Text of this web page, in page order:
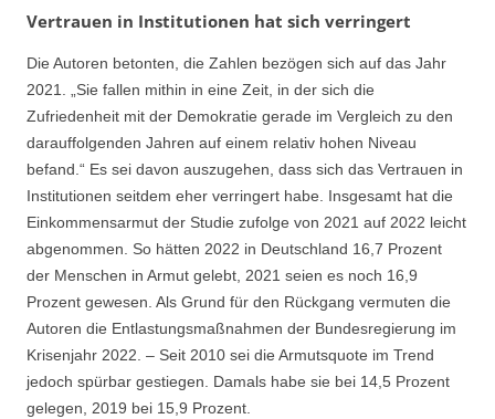
Vertrauen in Institutionen hat sich verringert
Die Autoren betonten, die Zahlen bezögen sich auf das Jahr
2021. „Sie fallen mithin in eine Zeit, in der sich die
Zufriedenheit mit der Demokratie gerade im Vergleich zu den
darauffolgenden Jahren auf einem relativ hohen Niveau
befand.“ Es sei davon auszugehen, dass sich das Vertrauen in
Institutionen seitdem eher verringert habe. Insgesamt hat die
Einkommensarmut der Studie zufolge von 2021 auf 2022 leicht
abgenommen. So hätten 2022 in Deutschland 16,7 Prozent
der Menschen in Armut gelebt, 2021 seien es noch 16,9
Prozent gewesen. Als Grund für den Rückgang vermuten die
Autoren die Entlastungsmaßnahmen der Bundesregierung im
Krisenjahr 2022. – Seit 2010 sei die Armutsquote im Trend
jedoch spürbar gestiegen. Damals habe sie bei 14,5 Prozent
gelegen, 2019 bei 15,9 Prozent.